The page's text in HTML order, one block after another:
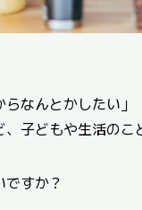
なんとかしたい」
子どもや生活のこ
すか？